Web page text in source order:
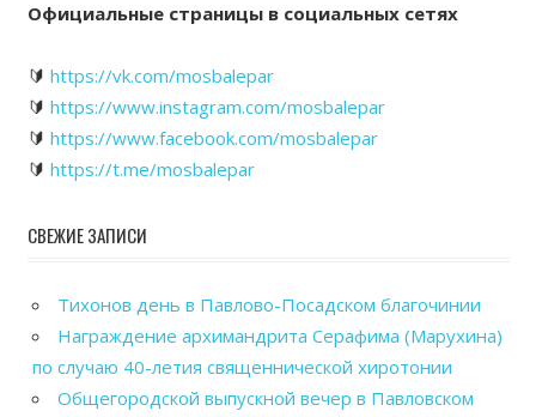
Официальные страницы в социальных сетях
🔰 https://vk.com/mosbalepar
🔰 https://www.instagram.com/mosbalepar
🔰 https://www.facebook.com/mosbalepar
🔰 https://t.me/mosbalepar
СВЕЖИЕ ЗАПИСИ
Тихонов день в Павлово-Посадском благочинии
Награждение архимандрита Серафима (Марухина)
по случаю 40-летия священнической хиротонии
Общегородской выпускной вечер в Павловском